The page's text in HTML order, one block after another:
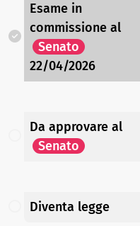
Esame in
commissione al
Senato
22/04/2026
Da approvare al
Senato
Diventa legge